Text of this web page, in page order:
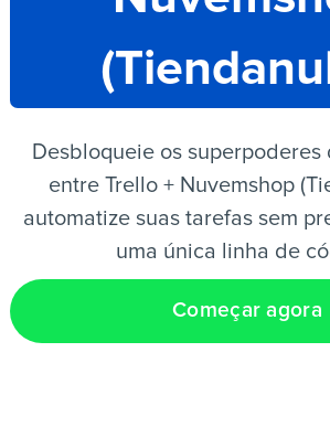
PT
Desbloqueie os
entre Trello + Nuvemshop
automatize suas tarefas sem
uma única linha de
Começar agora